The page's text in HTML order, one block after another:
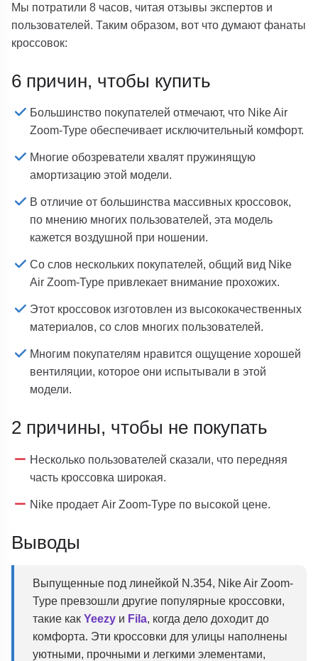
Мы потратили 8 часов, читая отзывы экспертов и
пользователей. Таким образом, вот что думают фанаты
кроссовок:
6 причин, чтобы купить
Большинство покупателей отмечают, что Nike Air
Zoom-Type обеспечивает исключительный комфорт.
Многие обозреватели хвалят пружинящую
амортизацию этой модели.
В отличие от большинства массивных кроссовок,
по мнению многих пользователей, эта модель
кажется воздушной при ношении.
Со слов нескольких покупателей, общий вид Nike
Air Zoom-Type привлекает внимание прохожих.
Этот кроссовок изготовлен из высококачественных
материалов, со слов многих пользователей.
Многим покупателям нравится ощущение хорошей
вентиляции, которое они испытывали в этой
модели.
2 причины, чтобы не покупать
Несколько пользователей сказали, что передняя
часть кроссовка широкая.
Nike продает Air Zoom-Type по высокой цене.
Выводы
Выпущенные под линейкой N.354, Nike Air Zoom-
Type превзошли другие популярные кроссовки,
такие какYeezy и Fila, когда дело доходит до
комфорта. Эти кроссовки для улицы наполнены
уютными, прочными и легкими элементами,